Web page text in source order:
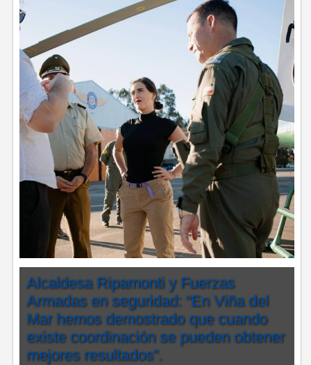
Alcaldesa Ripamonti y Fuerzas
Armadas en seguridad: “En Viña del
Mar hemos demostrado que cuando
existe coordinación se pueden obtener
mejores resultados”.